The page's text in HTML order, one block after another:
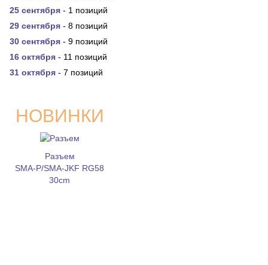
25 сентября - 1 позиций
29 сентября - 8 позиций
30 сентября - 9 позиций
16 октября - 11 позиций
31 октября - 7 позиций
НОВИНКИ
Разъем
SMA-P/SMA-JKF RG58
30cm